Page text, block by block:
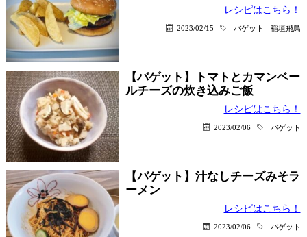
レシピはこちら！
2023/02/15 バゲット 稲垣飛鳥
【バゲット】トマトとカマンベー
ルチーズの炊き込みご飯
レシピはこちら！
2023/02/06 バゲット
【バゲット】汁なしチーズみそラ
ーメン
レシピはこちら！
2023/02/06 バゲット